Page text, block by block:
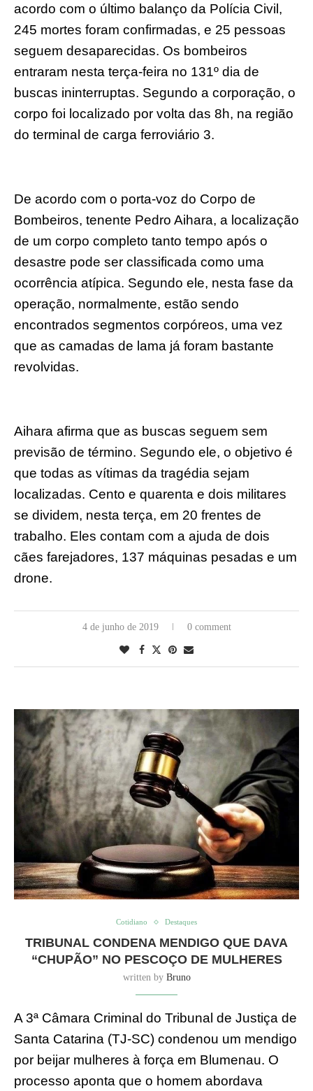
acordo com o último balanço da Polícia Civil,
245 mortes foram confirmadas, e 25 pessoas
seguem desaparecidas. Os bombeiros
entraram nesta terça-feira no 131º dia de
buscas ininterruptas. Segundo a corporação, o
corpo foi localizado por volta das 8h, na região
do terminal de carga ferroviário 3.
De acordo com o porta-voz do Corpo de
Bombeiros, tenente Pedro Aihara, a localização
de um corpo completo tanto tempo após o
desastre pode ser classificada como uma
ocorrência atípica. Segundo ele, nesta fase da
operação, normalmente, estão sendo
encontrados segmentos corpóreos, uma vez
que as camadas de lama já foram bastante
revolvidas.
Aihara afirma que as buscas seguem sem
previsão de término. Segundo ele, o objetivo é
que todas as vítimas da tragédia sejam
localizadas. Cento e quarenta e dois militares
se dividem, nesta terça, em 20 frentes de
trabalho. Eles contam com a ajuda de dois
cães farejadores, 137 máquinas pesadas e um
drone.
4 de junho de 2019 0 comment
Cotidiano Destaques
TRIBUNAL CONDENA MENDIGO QUE DAVA
“CHUPÃO” NO PESCOÇO DE MULHERES
written by Bruno
A 3ª Câmara Criminal do Tribunal de Justiça de
Santa Catarina (TJ-SC) condenou um mendigo
por beijar mulheres à força em Blumenau. O
processo aponta que o homem abordava